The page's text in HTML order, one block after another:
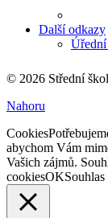
Další odkazy
Úřední
© 2026 Střední
Nahoru
Cookies
abychom Vám
Vašich zájmů.
cookiesOK